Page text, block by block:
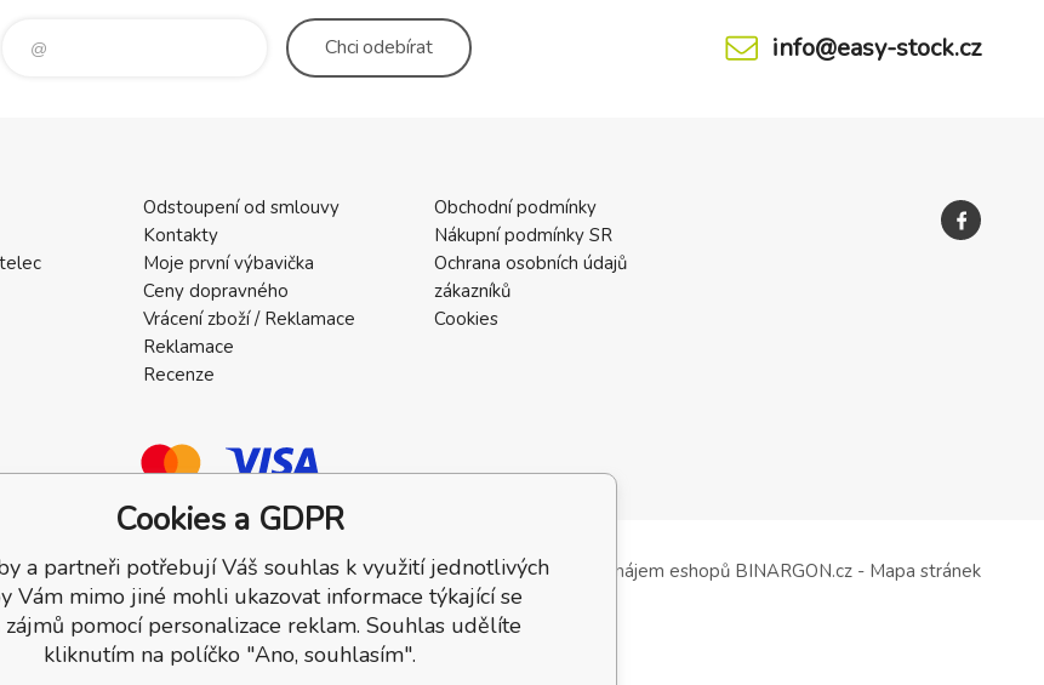
Chciodebírat info@easy-stock.cz
Odstoupení od smlouvy
Kontakty
Moje první výbavička
Ceny dopravného
Vrácení zboží / Reklamace
Reklamace
Recenze
Obchodní podmínky
Nákupní podmínky SR
Ochrana osobních údajů
zákazníků
Cookies
Tvorba a pronájem eshopů BINARGON.cz - Mapa stránek
Cookies a GDPR
a partneři potřebují Váš souhlas k využití jednotlivých
Vám mimo jiné mohli ukazovat informace týkající se
zájmů pomocí personalizace reklam. Souhlas udělíte
kliknutím na políčko "Ano, souhlasím".